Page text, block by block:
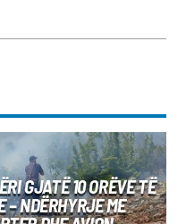
GJATË 10 ORËVE TË
– NDËRHYRJE ME